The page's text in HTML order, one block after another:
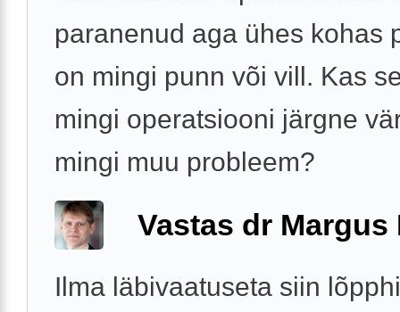
paranenud aga ühes kohas
on mingi punn või vill. Kas
mingi operatsiooni järgne
mingi muu probleem?
Vastas dr Margus
Ilma läbivaatuseta siin